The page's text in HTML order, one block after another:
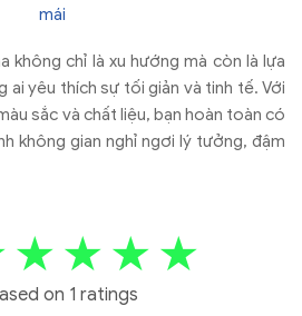
mái
không chỉ là xu hướng mà còn là lựa
ai yêu thích sự tối giản và tinh tế. Với
sắc và chất liệu, bạn hoàn toàn có
không gian nghỉ ngơi lý tưởng, đậm
★ ★ ★ ★
on 1 ratings